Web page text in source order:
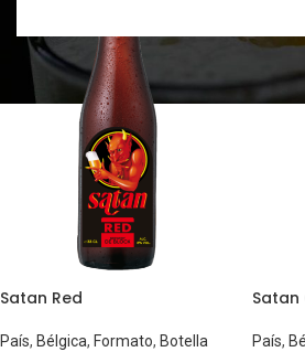
Satan Red
País, Bélgica, Formato, Botella
Satan
País,